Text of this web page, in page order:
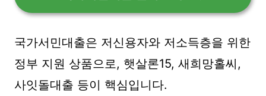
국가서민대출은 저신용자와 저소득층을 위한
정부 지원 상품으로, 햇살론15, 새희망홀씨,
사잇돌대출 등이 핵심입니다.